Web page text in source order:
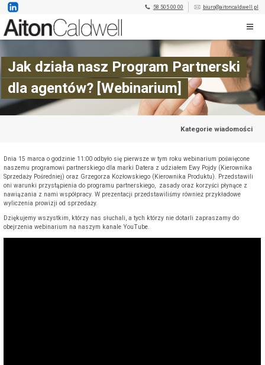
58 505 00 00 biuro@aitoncaldwell.pl
Jak działa nasz Program Partnerski
dla agentów? [Webinarium]
Kategorie wiadomości
Dnia 15 marca o godzinie 11:00 odbyło się pierwsze w tym roku webinarium poświęcone
naszemu programowi partnerskiego dla marki Datera z udziałem Ewy Pojdy (Kierownika
Sprzedaży Pośredniej) oraz Grzegorza Kozłowskiego (Kierownika Produktu). Przedstawili
oni warunki przystąpienia do programu partnerskiego, zasady oraz korzyści płynące z
nawiązania z nami współpracy. W prezentacji przedstawiliśmy również przykładowe
wyliczenia prowizji od sprzedaży.
Dziękujemy wszystkim, którzy nas słuchali, a tych którzy nie dotarli zapraszamy do
obejrzenia webinarium na naszym kanale YouTube.